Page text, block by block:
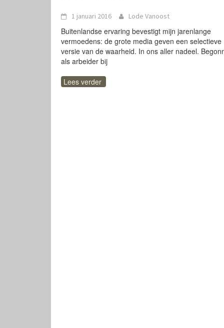
1 januari 2016 Lode Vanoost
Buitenlandse ervaring bevestigt mijn jarenlange
vermoedens: de grote media geven een selectieve
versie van de waarheid. In ons aller nadeel.
als arbeider bij
Lees verder